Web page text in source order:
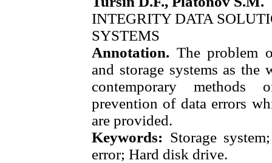
INTEGRITY DATA
SYSTEMS
Annotation. The problem
and storage systems as
contemporary methods
prevention of data errors
are provided.
Keywords: Storage
error; Hard disk drive.